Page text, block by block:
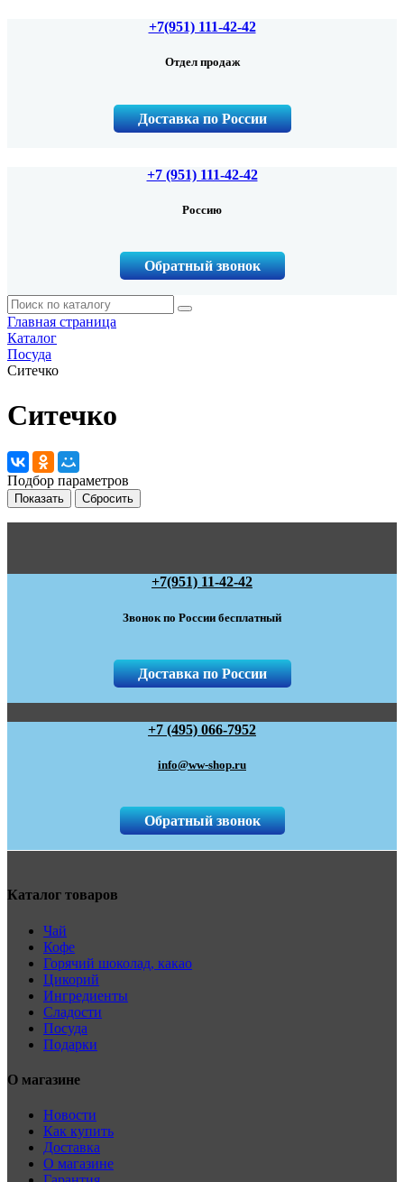
+7(951) 111-42-42
Отдел продаж
Доставка по России
+7 (951) 111-42-42
Россию
Обратный звонок
Главная страница
Каталог
Посуда
Ситечко
Ситечко
Подбор параметров
+7(951) 11-42-42
Звонок по России бесплатный
Доставка по России
+7 (495) 066-7952
info@ww-shop.ru
Обратный звонок
Каталог товаров
Чай
Кофе
Горячий шоколад, какао
Цикорий
Ингредиенты
Сладости
Посуда
Подарки
О магазине
Новости
Как купить
Доставка
О магазине